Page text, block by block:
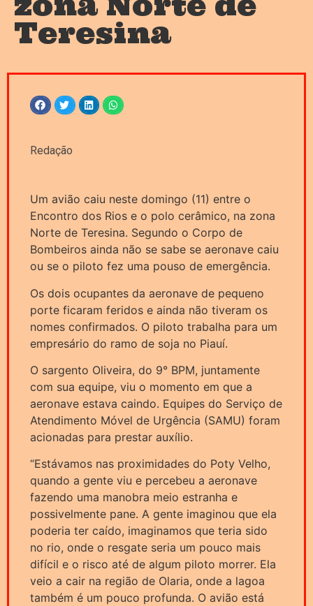
Teresina
Redação
Um avião caiu neste domingo (11) entre o
Encontro dos Rios e o polo cerâmico, na zona
Norte de Teresina. Segundo o Corpo de
Bombeiros ainda não se sabe se aeronave caiu
ou se o piloto fez uma pouso de emergência.
Os dois ocupantes da aeronave de pequeno
porte ficaram feridos e ainda não tiveram os
nomes confirmados. O piloto trabalha para um
empresário do ramo de soja no Piauí.
O sargento Oliveira, do 9° BPM, juntamente
com sua equipe, viu o momento em que a
aeronave estava caindo. Equipes do Serviço de
Atendimento Móvel de Urgência (SAMU) foram
acionadas para prestar auxílio.
“Estávamos nas proximidades do Poty Velho,
quando a gente viu e percebeu a aeronave
fazendo uma manobra meio estranha e
possivelmente pane. A gente imaginou que ela
poderia ter caído, imaginamos que teria sido
no rio, onde o resgate seria um pouco mais
difícil e o risco até de algum piloto morrer. Ela
veio a cair na região de Olaria, onde a lagoa
também é um pouco profunda. O avião está